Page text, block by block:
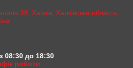
38, Харків, Харківська область,
08:30 до 18:30
роботи